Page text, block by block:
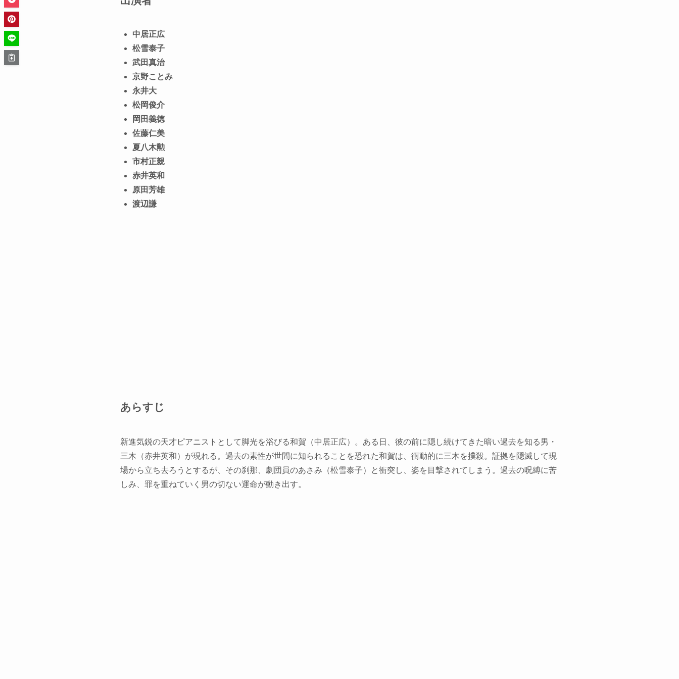
中居正広
松雪泰子
武田真治
京野ことみ
永井大
松岡俊介
岡田義徳
佐藤仁美
夏八木勲
市村正親
赤井英和
原田芳雄
渡辺謙
あらすじ
新進気鋭の天才ピアニストとして脚光を浴びる和賀（中居正広）。ある日、彼の前に隠し続けてきた暗い過去を知る男・
三木（赤井英和）が現れる。過去の素性が世間に知られることを恐れた和賀は、衝動的に三木を撲殺。証拠を隠滅して現
場から立ち去ろうとするが、その刹那、劇団員のあさみ（松雪泰子）と衝突し、姿を目撃されてしまう。過去の呪縛に苦
しみ、罪を重ねていく男の切ない運命が動き出す。